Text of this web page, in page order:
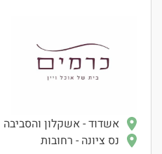
אשדוד - אשקלון והסביבה
נס ציונה - רחובות